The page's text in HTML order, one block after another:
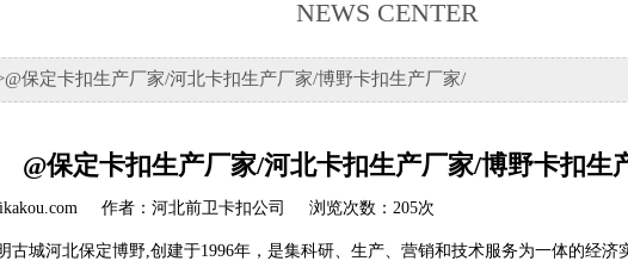
NEWS CENTER
保定卡扣生产厂家/河北卡扣生产厂家/博野卡扣生产厂家/
@保定卡扣生产厂家/河北卡扣生产厂家/博野卡扣生
作者：河北前卫卡扣公司 浏览次数：205次
古城河北保定博野,创建于1996年，是集科研、生产、营销和技术服务为一体的经济